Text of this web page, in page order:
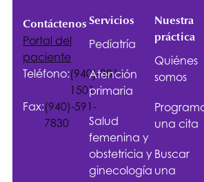
Contáctenos
Portal del
paciente
Teléfono:(940)-381-
1501
Fax:(940)-591-
7830
Servicios
Pediatría
Atención
primaria
Salud
femenina y
obstetricia y
ginecología
Nuestra
práctica
Quiénes
somos
una cita
Buscar
una